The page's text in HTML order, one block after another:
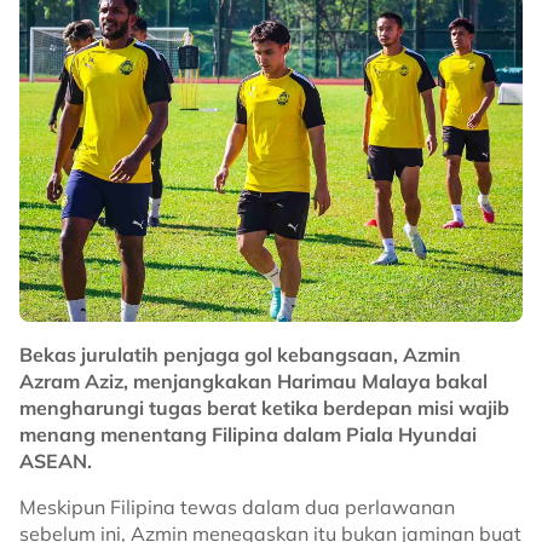
Bekas jurulatih penjaga gol kebangsaan, Azmin
Azram Aziz, menjangkakan Harimau Malaya bakal
mengharungi tugas berat ketika berdepan misi wajib
menang menentang Filipina dalam Piala Hyundai
ASEAN.
Meskipun Filipina tewas dalam dua perlawanan
sebelum ini, Azmin menegaskan itu bukan jaminan buat